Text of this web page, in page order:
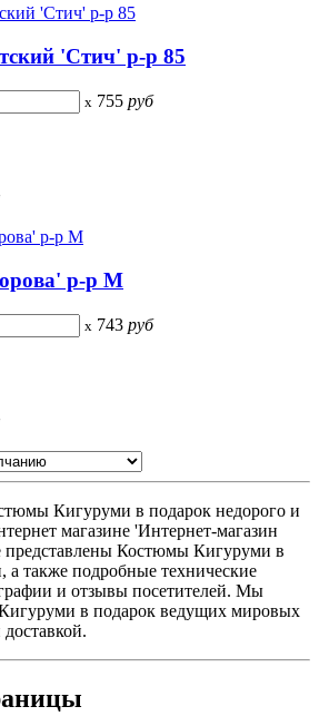
'Стич' р-р 85
x 755 руб
р-р M
x 743 руб
Кигуруми в подарок недорого и
магазине 'Интернет-магазин
представлены Костюмы Кигуруми в
а также подробные технические
и отзывы посетителей. Мы
в подарок ведущих мировых